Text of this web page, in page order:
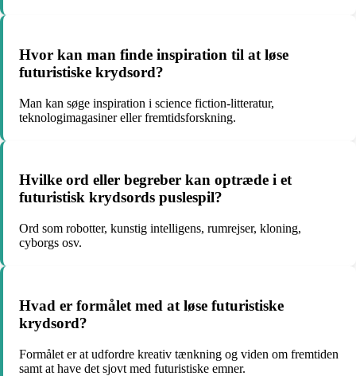
Hvor kan man finde inspiration til at løse
futuristiske krydsord?
Man kan søge inspiration i science fiction-litteratur,
teknologimagasiner eller fremtidsforskning.
Hvilke ord eller begreber kan optræde i et
futuristisk krydsords puslespil?
Ord som robotter, kunstig intelligens, rumrejser, kloning,
cyborgs osv.
Hvad er formålet med at løse futuristiske
krydsord?
Formålet er at udfordre kreativ tænkning og viden om fremtiden
samt at have det sjovt med futuristiske emner.